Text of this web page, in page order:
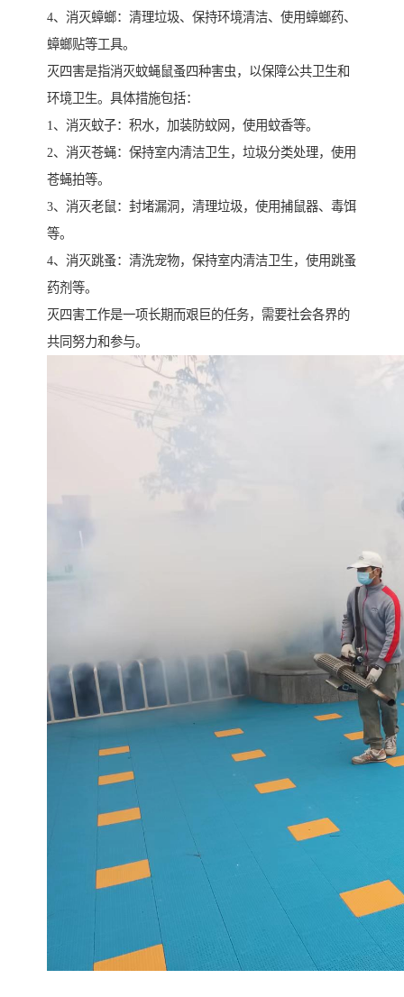
4、消灭蟑螂：清理垃圾、保持环境清洁、使用蟑螂药、
蟑螂贴等工具。
灭四害是指消灭蚊蝇鼠蚤四种害虫，以保障公共卫生和
环境卫生。具体措施包括：
1、消灭蚊子：积水，加装防蚊网，使用蚊香等。
2、消灭苍蝇：保持室内清洁卫生，垃圾分类处理，使用
苍蝇拍等。
3、消灭老鼠：封堵漏洞，清理垃圾，使用捕鼠器、毒饵
等。
4、消灭跳蚤：清洗宠物，保持室内清洁卫生，使用跳蚤
药剂等。
灭四害工作是一项长期而艰巨的任务，需要社会各界的
共同努力和参与。